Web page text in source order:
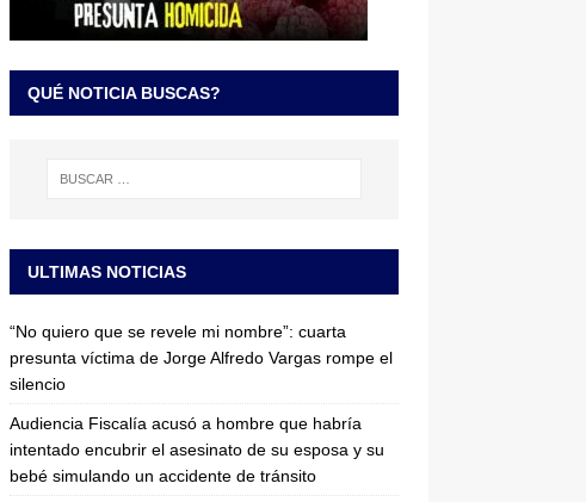
QUÉ NOTICIA BUSCAS?
ULTIMAS NOTICIAS
“No quiero que se revele mi nombre”: cuarta
presunta víctima de Jorge Alfredo Vargas rompe el
silencio
Audiencia Fiscalía acusó a hombre que habría
intentado encubrir el asesinato de su esposa y su
bebé simulando un accidente de tránsito